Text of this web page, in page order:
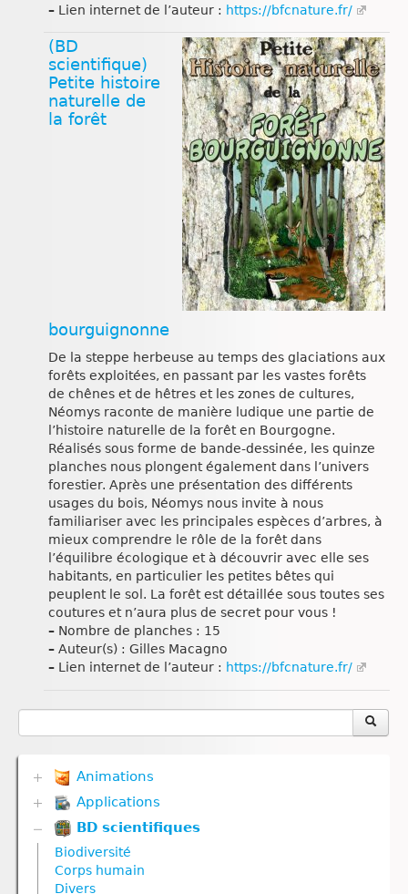
– Lien internet de l’auteur : https://bfcnature.fr/
(BD
scientifique)
Petite histoire
naturelle de
la forêt
bourguignonne
De la steppe herbeuse au temps des glaciations aux
forêts exploitées, en passant par les vastes forêts
de chênes et de hêtres et les zones de cultures,
Néomys raconte de manière ludique une partie de
l’histoire naturelle de la forêt en Bourgogne.
Réalisés sous forme de bande-dessinée, les quinze
planches nous plongent également dans l’univers
forestier. Après une présentation des différents
usages du bois, Néomys nous invite à nous
familiariser avec les principales espèces d’arbres, à
mieux comprendre le rôle de la forêt dans
l’équilibre écologique et à découvrir avec elle ses
habitants, en particulier les petites bêtes qui
peuplent le sol. La forêt est détaillée sous toutes ses
coutures et n’aura plus de secret pour vous !
– Nombre de planches : 15
– Auteur(s) : Gilles Macagno
– Lien internet de l’auteur : https://bfcnature.fr/
Animations
Biodiversité
Communication hormonale
Communication nerveuse
Corps humain
Défense immunitaire
Applications
Biodiversité
Communication hormonale
Communication nerveuse
Corps humain
BD scientifiques
Biodiversité
Corps humain
Divers